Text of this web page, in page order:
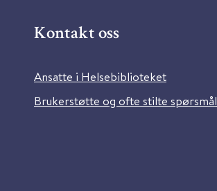
Kontakt oss
Ansatte i Helsebiblioteket
Brukerstøtte og ofte stilte spørsmål